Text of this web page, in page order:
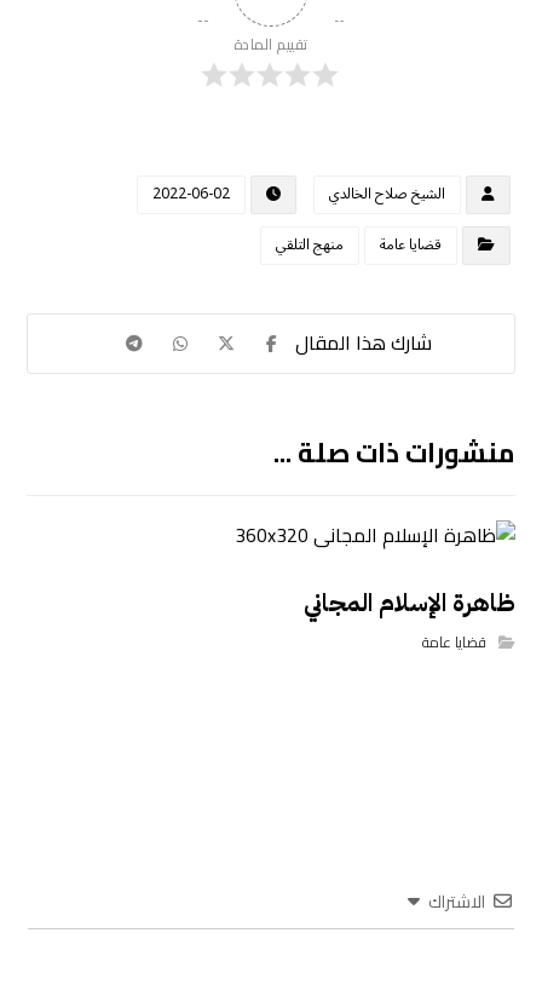
تقييم المادة
الشيخ صلاح الخالدي
2022-06-02
قضايا عامة
منهج التلقي
منشورات ذات صلة ...
ظاهرة الإسلام المجاني
قضايا عامة
الاشتراك